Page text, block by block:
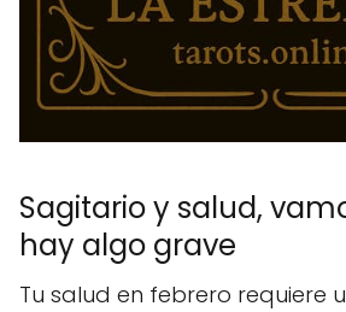
Sagitario y salud,
hay algo grave
Tu salud en febrero requiere